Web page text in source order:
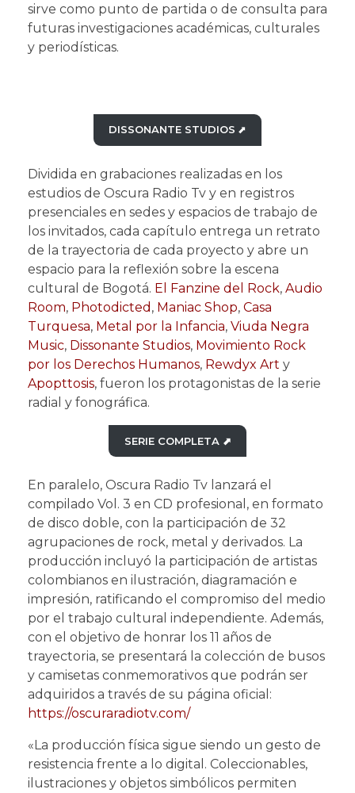
sirve como punto de partida o de consulta para
futuras investigaciones académicas, culturales
y periodísticas.
DISSONANTE STUDIOS ⬈
Dividida en grabaciones realizadas en los
estudios de Oscura Radio Tv y en registros
presenciales en sedes y espacios de trabajo de
los invitados, cada capítulo entrega un retrato
de la trayectoria de cada proyecto y abre un
espacio para la reflexión sobre la escena
cultural de Bogotá. El Fanzine del Rock, Audio
Room, Photodicted , Maniac Shop, Casa
Turquesa, Metal por la Infancia, Viuda Negra
Music, Dissonante Studios, Movimiento Rock
por los Derechos Humanos, Rewdyx Art y
Apopttosis, fueron los protagonistas de la serie
radial y fonográfica.
SERIE COMPLETA ⬈
En paralelo, Oscura Radio Tv lanzará el
compilado Vol. 3 en CD profesional, en formato
de disco doble, con la participación de 32
agrupaciones de rock, metal y derivados. La
producción incluyó la participación de artistas
colombianos en ilustración, diagramación e
impresión, ratificando el compromiso del medio
por el trabajo cultural independiente. Además,
con el objetivo de honrar los 11 años de
trayectoria, se presentará la colección de busos
y camisetas conmemorativos que podrán ser
adquiridos a través de su página oficial:
https://oscuraradiotv.com/
«La producción física sigue siendo un gesto de
resistencia frente a lo digital. Coleccionables,
ilustraciones y objetos simbólicos permiten